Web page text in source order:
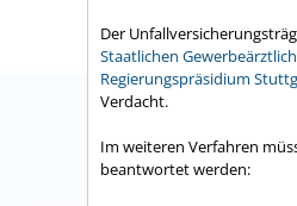
Der
Staatlichen
Regierungspräsidium
Verdacht.
Im weiteren Verfahren
beantwortet werden: